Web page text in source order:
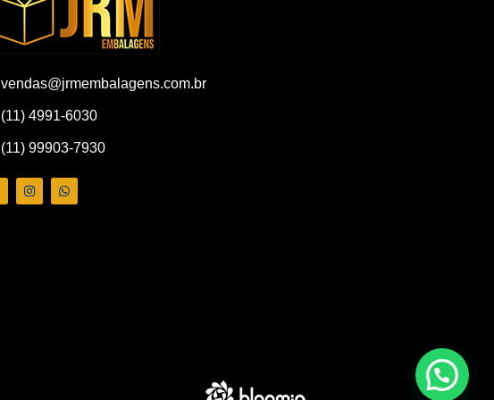
vendas@jrmembalagens.com.br
(11) 4991-6030
(11) 99903-7930